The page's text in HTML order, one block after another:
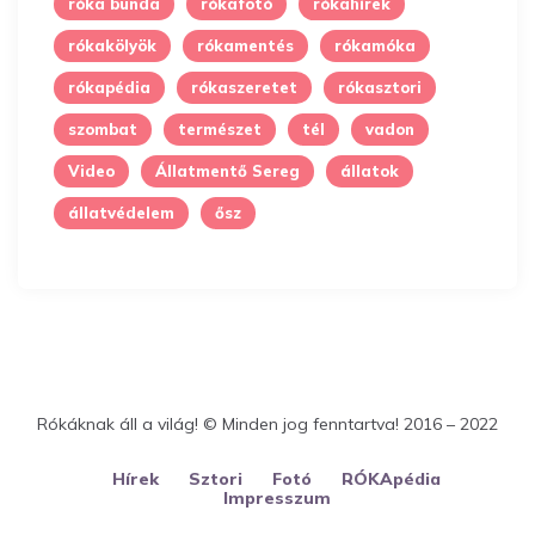
rókakölyök rókamentés rókamóka
rókapédia rókaszeretet rókasztori
szombat természet tél vadon
Video Állatmentő Sereg állatok
állatvédelem ősz
Rókáknak áll a világ! © Minden jog fenntartva! 2016 – 2022
Hírek Sztori Fotó
RÓKApédia
Impresszum